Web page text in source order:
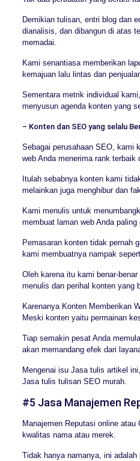
Demikian tulisan, entri blog dan
dianalisis, dan dibangun di atas
memadai.
Kami senantiasa memberikan
kemajuan lalu lintas dan
Sementara metrik individual
menyusun agenda konten yang
– Konten dan SEO yang selalu
Sebagai perusahaan SEO, kami
web Anda menerima rank terbaik
Itulah sebabnya konten kami
melainkan juga menghibur dan
Kami menulis untuk
membuat laman web Anda paling
Pemasaran konten tidak pernah
kami membuatnya nampak
Oleh karena itu kami benar-
menulis dan perihal konten yang
Karenanya Konten Memberikan
Meski konten yaitu permainan
Tiap semakin pesat Anda
akan memandang efek dari
Mengenai isu Jasa tulis artikel
Jasa tulis tulisan SEO murah.
#5 Jasa Manajemen
Manajemen Reputasi online atau
kwalitas nama atau merek.
Tidak hanya namanya, ini adalah